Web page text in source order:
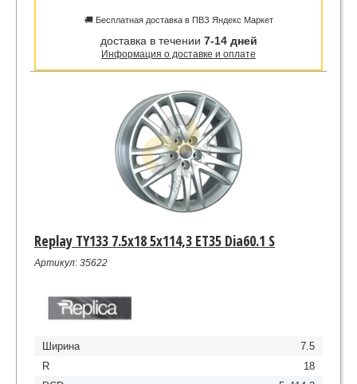
🚚 Бесплатная доставка в ПВЗ Яндекс Маркет
доставка в течении 7-14 дней
Информация о доставке и оплате
Replay TY133 7.5x18 5x114,3 ET35 Dia60.1 S
Артикул: 35622
Ширина
7.5
R
18